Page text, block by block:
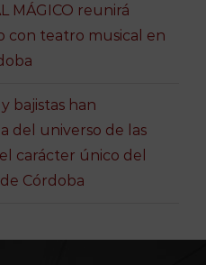
MÁGICO reunirá
con teatro musical en
bajistas han
del universo de las
carácter único del
Córdoba